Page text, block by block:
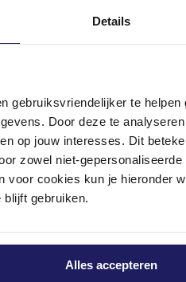
Details
gebruiksvriendelijker te
Door deze te
op jouw interesses. Dit
zowel niet-
voor cookies kun je hieronder
gebruiken.
Alles accepteren
in je inbox